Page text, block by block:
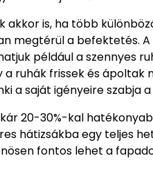
akkor is, ha több
megtérül a befektetés.
például a szennyes
ruhák frissek és
a saját igényeire szabja
20-30%-kal
hátizsákba egy teljes
fontos lehet a